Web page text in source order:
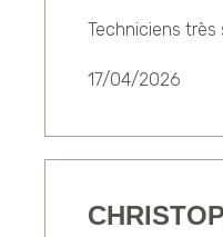
Techniciens
17/04/2026